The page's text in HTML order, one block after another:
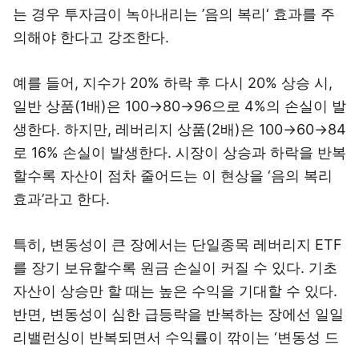
는 경우 투자금이 녹아내리는 ’음의 복리‘ 효과를 주
의해야 한다고 강조한다.
예를 들어, 지수가 20% 하락 후 다시 20% 상승 시,
일반 상품(1배)은 100→80→96으로 4%의 손실이 발
생한다. 하지만, 레버리지 상품(2배)은 100→60→84
로 16% 손실이 발생한다. 시장이 상승과 하락을 반복
할수록 자산이 점차 줄어드는 이 현상을 ‘음의 복리
효과’라고 한다.
특히, 변동성이 큰 장에서는 단일종목 레버리지 ETF
를 장기 보유할수록 원금 손실이 커질 수 있다. 기초
자산이 상승만 할 때는 높은 수익을 기대할 수 있다.
반면, 변동성이 심한 급등락을 반복하는 장에선 일일
리밸런싱이 반복되면서 수익률이 깎이는 ‘변동성 드